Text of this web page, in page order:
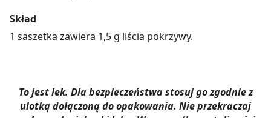
Skład
1 saszetka zawiera 1,5 g liścia pokrzywy.
To jest lek. Dla bezpieczeństwa stosuj go zgodnie z
ulotką dołączoną do opakowania. Nie przekraczaj